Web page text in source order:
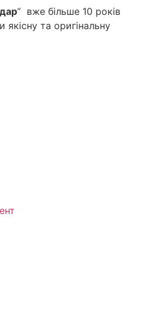
” вже більше 10 років
та оригінальну